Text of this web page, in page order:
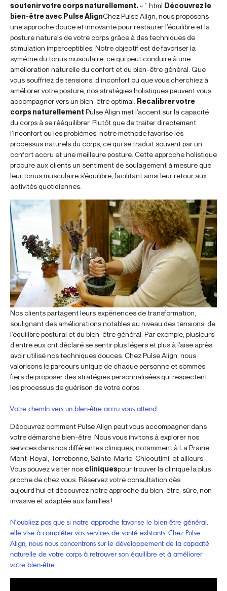
soutenir votre corps naturellement. « `html Découvrez le
bien-être avec Pulse AlignChez Pulse Align, nous proposons
une approche douce et innovante pour restaurer l’équilibre et la
posture naturels de votre corps grâce à des techniques de
stimulation imperceptibles. Notre objectif est de favoriser la
symétrie du tonus musculaire, ce qui peut conduire à une
amélioration naturelle du confort et du bien-être général. Que
vous souffriez de tensions, d’inconfort ou que vous cherchiez à
améliorer votre posture, nos stratégies holistiques peuvent vous
accompagner vers un bien-être optimal. Recalibrer votre
corps naturellement Pulse Align met l’accent sur la capacité
du corps à se rééquilibrer. Plutôt que de traiter directement
l’inconfort ou les problèmes, notre méthode favorise les
processus naturels du corps, ce qui se traduit souvent par un
confort accru et une meilleure posture. Cette approche holistique
procure aux clients un sentiment de soulagement à mesure que
leur tonus musculaire s’équilibre, facilitant ainsi leur retour aux
activités quotidiennes.
Nos clients partagent leurs expériences de transformation,
soulignant des améliorations notables au niveau des tensions, de
l’équilibre postural et du bien-être général. Par exemple, plusieurs
d’entre eux ont déclaré se sentir plus légers et plus à l’aise après
avoir utilisé nos techniques douces. Chez Pulse Align, nous
valorisons le parcours unique de chaque personne et sommes
fiers de proposer des stratégies personnalisées qui respectent
les processus de guérison de votre corps.
Votre chemin vers un bien-être accru vous attend
Découvrez comment Pulse Align peut vous accompagner dans
votre démarche bien-être. Nous vous invitons à explorer nos
services dans nos différentes cliniques, notamment à La Prairie,
Mont-Royal, Terrebonne, Sainte-Marie, Chicoutimi, et ailleurs.
Vous pouvez visiter nos cliniquespour trouver la clinique la plus
proche de chez vous. Réservez votre consultation dès
aujourd’hui et découvrez notre approche du bien-être, sûre, non
invasive et adaptée aux familles !
N’oubliez pas que si notre approche favorise le bien-être général,
elle vise à compléter vos services de santé existants. Chez Pulse
Align, nous nous concentrons sur le développement de la capacité
naturelle de votre corps à retrouver son équilibre et à améliorer
votre bien-être.